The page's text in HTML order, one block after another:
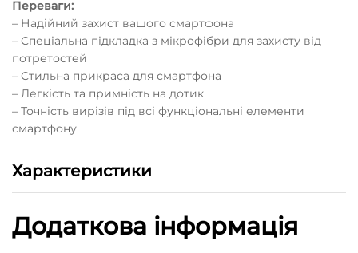
Переваги:
– Надійний захист вашого смартфона
– Спеціальна підкладка з мікрофібри для захисту від
потретостей
– Стильна прикраса для смартфона
– Легкість та примність на дотик
– Точність вирізів під всі функціональні елементи
смартфону
Характеристики
Додаткова інформація